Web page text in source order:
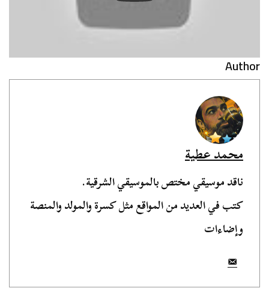
Author
محمد عطية
ناقد موسيقي مختص بالموسيقي الشرقية.
كتب في العديد من المواقع مثل كسرة والمولد والمنصة
وإضاءات